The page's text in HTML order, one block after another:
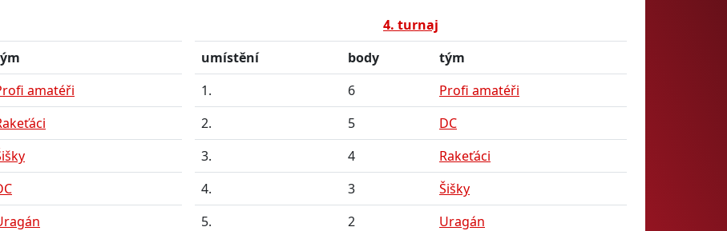
amatéři
4. turnaj
umístění
body
tým
1.
6
Profi amatéři
2.
5
DC
3.
4
Rakeťáci
4.
3
Šišky
5.
2
Uragán